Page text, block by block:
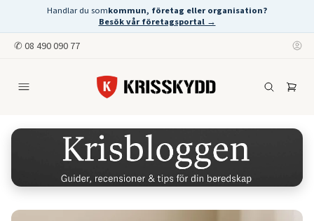
Handlar du somkommun, företag eller organisation?
Besök vår företagsportal →
✆ 08 490 090 77